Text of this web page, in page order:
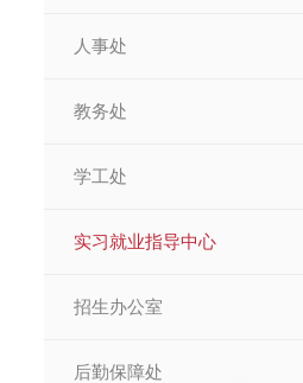
人事处
教务处
学工处
实习就业指导中心
招生办公室
后勤保障处